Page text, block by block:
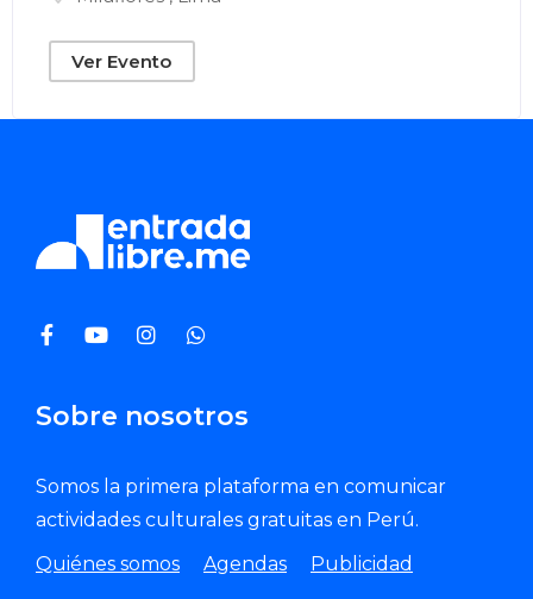
Ver Evento
Sobre nosotros
Somos la primera plataforma en comunicar
actividades culturales gratuitas en Perú.
Quiénes somos
Agendas Publicidad